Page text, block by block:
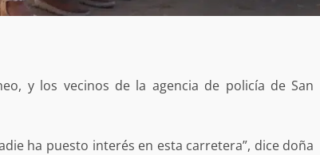
y los vecinos de la agencia de policía de San
ha puesto interés en esta carretera”, dice doña